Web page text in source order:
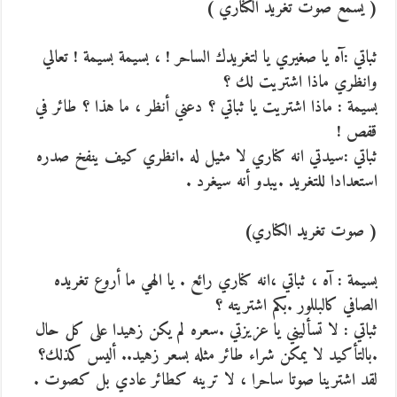
( يسمع صوت تغريد الكناري )
ثباتي :آه يا صغيري يا لتغريدك الساحر ! ، بسيمة بسيمة ! تعالي
وانظري ماذا اشتريت لك ؟
بسيمة : ماذا اشتريت يا ثباتي ؟ دعني أنظر ، ما هذا ؟ طائر في
قفص !
ثباتي :سيدتي انه كناري لا مثيل له .انظري كيف ينفخ صدره
استعدادا للتغريد .يبدو أنه سيغرد .
( صوت تغريد الكناري)
بسيمة : آه ، ثباتي ،انه كناري رائع . يا الهي ما أروع تغريده
الصافي كالبللور .بكم اشتريته ؟
ثباتي : لا تسأليني يا عزيزتي .سعره لم يكن زهيدا على كل حال
.بالتأكيد لا يمكن شراء طائر مثله بسعر زهيد.. أليس كذلك؟
لقد اشترينا صوتا ساحرا ، لا ترينه كطائر عادي بل كصوت .